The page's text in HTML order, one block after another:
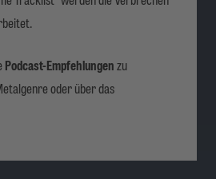
Podcast-Empfehlungenzu
oder über das